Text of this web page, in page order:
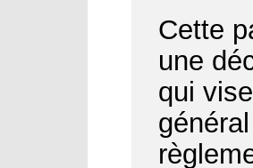
Cette
une
qui